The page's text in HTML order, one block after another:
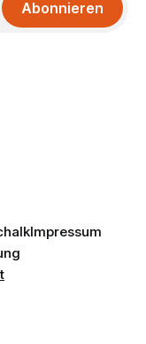
Abonnieren
Impressum